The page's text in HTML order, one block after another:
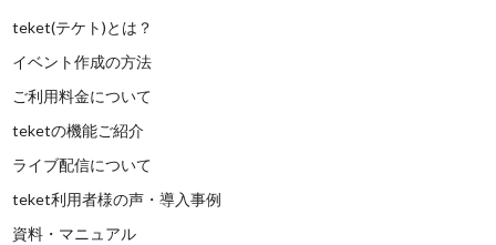
teket(テケト)とは？
イベント作成の方法
ご利用料金について
teketの機能ご紹介
ライブ配信について
teket利用者様の声・導入事例
資料・マニュアル